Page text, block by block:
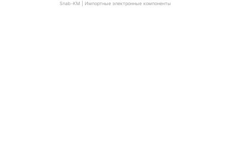
Snab-KM | Импортные электронные компоненты